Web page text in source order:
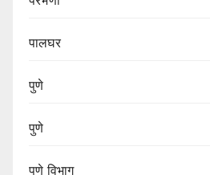
पालघर
पुणे
पुणे
पुणे विभाग‌